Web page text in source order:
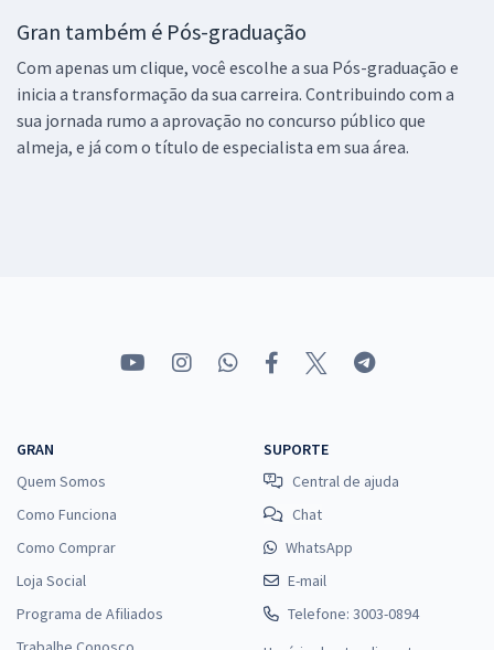
Gran também é Pós-graduação
Com apenas um clique, você escolhe a sua Pós-graduação e
inicia a transformação da sua carreira. Contribuindo com a
sua jornada rumo a aprovação no concurso público que
almeja, e já com o título de especialista em sua área.
GRAN
Quem Somos
Como Funciona
Como Comprar
Loja Social
Programa de Afiliados
SUPORTE
Central de ajuda
Chat
WhatsApp
E-mail
Telefone: 3003-0894